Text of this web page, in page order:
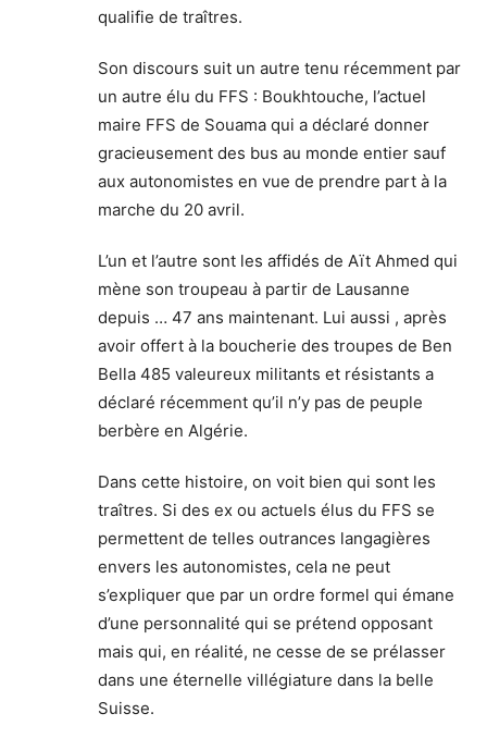
qualifie de traîtres.
Son discours suit un autre tenu récemment par
un autre élu du FFS : Boukhtouche, l’actuel
maire FFS de Souama qui a déclaré donner
gracieusement des bus au monde entier sauf
aux autonomistes en vue de prendre part à la
marche du 20 avril.
L’un et l’autre sont les affidés de Aït Ahmed qui
mène son troupeau à partir de Lausanne
depuis … 47 ans maintenant. Lui aussi , après
avoir offert à la boucherie des troupes de Ben
Bella 485 valeureux militants et résistants a
déclaré récemment qu’il n’y pas de peuple
berbère en Algérie.
Dans cette histoire, on voit bien qui sont les
traîtres. Si des ex ou actuels élus du FFS se
permettent de telles outrances langagières
envers les autonomistes, cela ne peut
s’expliquer que par un ordre formel qui émane
d’une personnalité qui se prétend opposant
mais qui, en réalité, ne cesse de se prélasser
dans une éternelle villégiature dans la belle
Suisse.